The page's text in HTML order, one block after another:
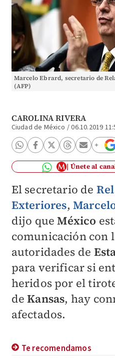
Marcelo Ebrard, secretario de
(AFP)
CAROLINA RIVERA
Ciudad de México /06.10.2019
Únete al
El secretario de
Exteriores,
dijo queMéxico
comunicación con
autoridades de
para verificar si
heridos por el
deKansas, hay
afectados.
Te recomendamos